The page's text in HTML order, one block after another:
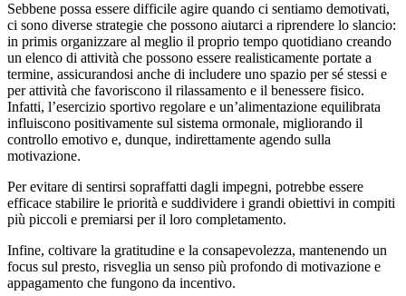
Sebbene possa essere difficile agire quando ci sentiamo demotivati,
ci sono diverse strategie che possono aiutarci a riprendere lo slancio:
in primis organizzare al meglio il proprio tempo quotidiano creando
un elenco di attività che possono essere realisticamente portate a
termine, assicurandosi anche di includere uno spazio per sé stessi e
per attività che favoriscono il rilassamento e il benessere fisico.
Infatti, l’esercizio sportivo regolare e un’alimentazione equilibrata
influiscono positivamente sul sistema ormonale, migliorando il
controllo emotivo e, dunque, indirettamente agendo sulla
motivazione.
Per evitare di sentirsi sopraffatti dagli impegni, potrebbe essere
efficace stabilire le priorità e suddividere i grandi obiettivi in compiti
più piccoli e premiarsi per il loro completamento.
Infine, coltivare la gratitudine e la consapevolezza, mantenendo un
focus sul presto, risveglia un senso più profondo di motivazione e
appagamento che fungono da incentivo.